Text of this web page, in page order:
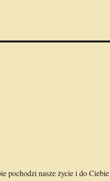
pochodzi nasze życie i do